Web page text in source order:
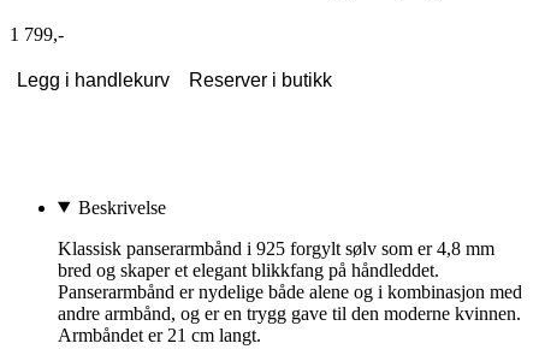
1 799,-
Legg i handlekurv Reserver i butikk
Beskrivelse
Klassisk panserarmbånd i 925 forgylt sølv som er 4,8 mm
bred og skaper et elegant blikkfang på håndleddet.
Panserarmbånd er nydelige både alene og i kombinasjon med
andre armbånd, og er en trygg gave til den moderne kvinnen.
Armbåndet er 21 cm langt.